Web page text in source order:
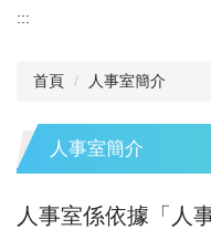
:::
首頁 人事室簡介
人事室簡介
人事室係依據「人